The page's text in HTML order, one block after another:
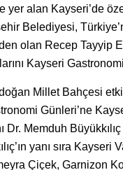
yer alan Kayseri’de
Belediyesi,
olan Recep Tayyip
Kayseri
Millet Bahçesi
Günleri’ne
Dr. Memduh
yanı sıra Kayseri
Çiçek, Garnizon